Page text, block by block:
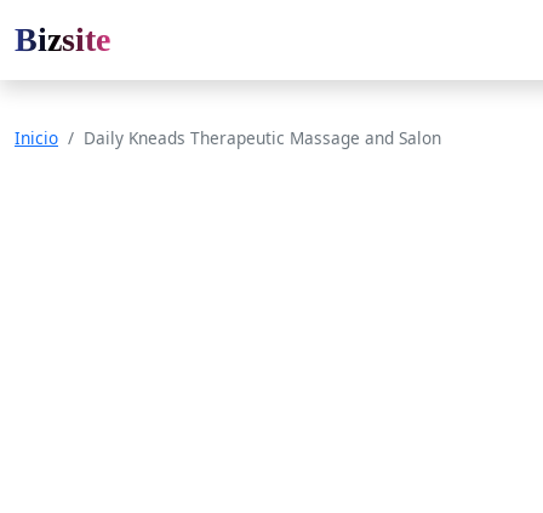
Bizsite
Inicio Daily Kneads Therapeutic Massage and Salon